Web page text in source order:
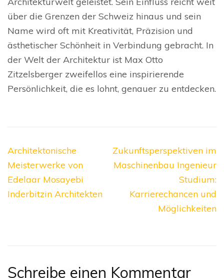
über die Grenzen der Schweiz hinaus und sein
Name wird oft mit Kreativität, Präzision und
ästhetischer Schönheit in Verbindung gebracht. In
der Welt der Architektur ist Max Otto
Zitzelsberger zweifellos eine inspirierende
Persönlichkeit, die es lohnt, genauer zu entdecken.
Beitragsnavigation
Architektonische
Meisterwerke von
Edelaar Mosayebi
Inderbitzin Architekten
Zukunftsperspektiven im
Maschinenbau Ingenieur
Studium:
Karrierechancen und
Möglichkeiten
Schreibe einen Kommentar